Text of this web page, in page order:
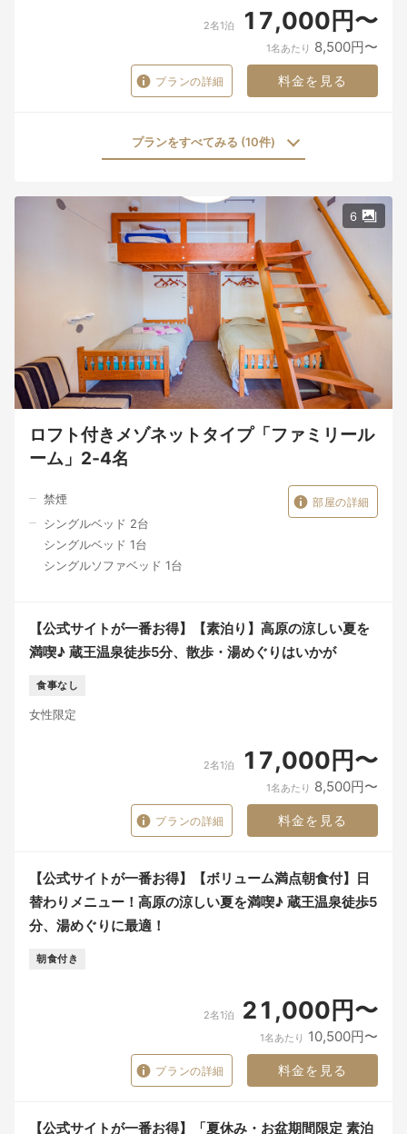
2名1泊 17,000円〜
1名あたり 8,500円〜
プランの詳細 料金を見る
プランをすべてみる (10件)
6
ロフト付きメゾネットタイプ「ファミリール
ーム」2‐4名
禁煙
シングルベッド 2台
シングルベッド 1台
シングルソファベッド 1台
部屋の詳細
【公式サイトが一番お得】【素泊り】高原の涼しい夏を
満喫♪ 蔵王温泉徒歩5分、散歩・湯めぐりはいかが
食事なし
女性限定
2名1泊 17,000円〜
1名あたり 8,500円〜
プランの詳細 料金を見る
【公式サイトが一番お得】【ボリューム満点朝食付】日
替わりメニュー！高原の涼しい夏を満喫♪ 蔵王温泉徒歩5
分、湯めぐりに最適！
朝食付き
2名1泊 21,000円〜
1名あたり 10,500円〜
プランの詳細 料金を見る
【公式サイトが一番お得】「夏休み・お盆期間限定 素泊